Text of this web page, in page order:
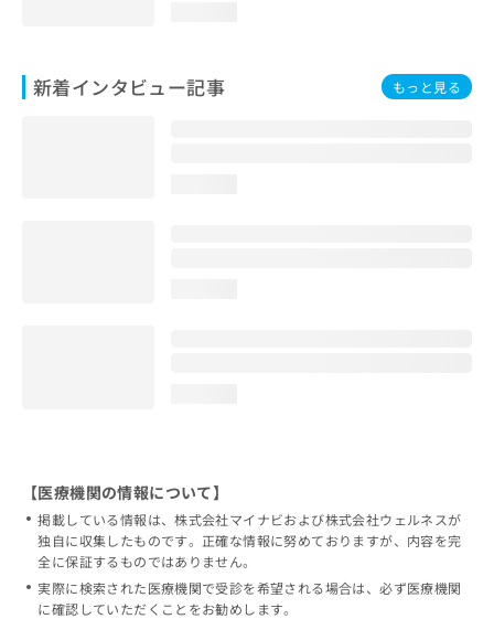
新着インタビュー記事 もっと見る
【医療機関の情報について】
掲載している情報は、株式会社マイナビおよび株式会社ウェルネスが
独自に収集したものです。正確な情報に努めておりますが、内容を完
全に保証するものではありません。
実際に検索された医療機関で受診を希望される場合は、必ず医療機関
に確認していただくことをお勧めします。